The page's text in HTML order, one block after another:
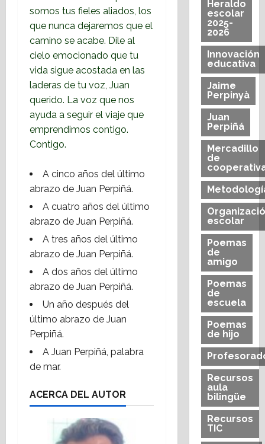
somos tus fieles aliados, los
que nunca dejaremos que el
camino se acabe. Dile al
cielo emocionado que tu
vida sigue acostada en las
laderas de tu voz, Juan
querido. La voz que nos
ayuda a seguir el viaje que
emprendimos contigo.
Contigo.
A cinco años del último
abrazo de Juan Perpiñá.
A cuatro años del último
abrazo de Juan Perpiñá.
A tres años del último
abrazo de Juan Perpiñá.
A dos años del último
abrazo de Juan Perpiñá.
Un año después del
último abrazo de Juan
Perpiñá.
A Juan Perpiñá, palabra
de mar.
ACERCA DEL AUTOR
Heraldo
escolar
2025-
2026
Innovación
educativa
Jaime
Perpinyà
Juan
Perpiñá
Mercadillo
de
escolar
Poemas
de
amigo
Poemas
de
escuela
Poemas
de hijo
Recursos
aula
bilingüe
Recursos
TIC